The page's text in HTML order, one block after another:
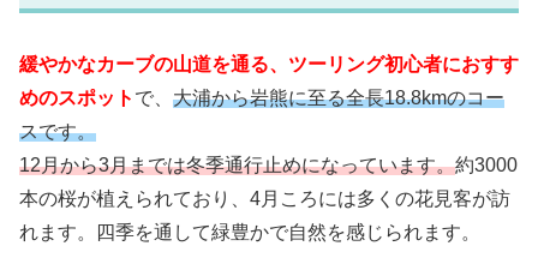
緩やかなカーブの山道を通る、ツーリング初心者におすす
めのスポット で、 大浦から岩熊に至る全長18.8kmのコー
スです。
12月から3月までは冬季通行止めになっています。約3000
本の桜が植えられており、4月ころには多くの花見客が訪
れます。四季を通して緑豊かで自然を感じられます。